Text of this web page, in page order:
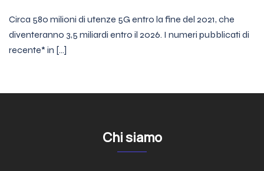
Circa 580 milioni di utenze 5G entro la fine del 2021, che
diventeranno 3,5 miliardi entro il 2026. I numeri pubblicati di
recente* in […]
Chi siamo